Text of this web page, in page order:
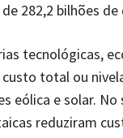
282,2 bilhões de
tecnológicas,
total ou
eólica e solar.
reduziram